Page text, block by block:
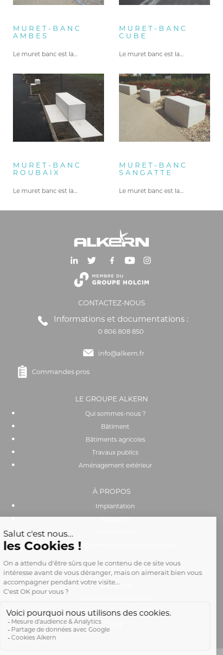
MURET-BANC
AMBES
Le muret banc est la…
MURET-BANC
CUBE
Le muret banc est la…
MURET-BANC
ROUBAIX
Le muret banc est la…
MURET-BANC
SANGATTE
Le muret banc est la…
CONTACTEZ-NOUS
Informations et documentations :
0 806 808 850
info@alkern.fr
Commandes pros
LE GROUPE ALKERN
Qui sommes-nous ?
Bâtiment
Bâtiments agricoles
Travaux publics
Aménagement extérieur
À PROPOS
Implantation
Actualités
Performance environnementale et sociale
OUTILS & SERVICES
Catalogue
Club pro